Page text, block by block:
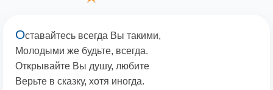
Оставайтесь всегда Вы такими,
Молодыми же будьте, всегда.
Открывайте Вы душу, любите
Верьте в сказку, хотя иногда.